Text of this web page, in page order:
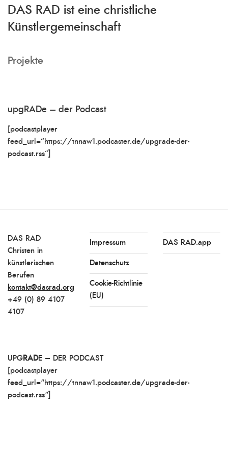
DAS RAD ist eine christliche
Künstlergemeinschaft
Projekte
upgRADe – der Podcast
[podcastplayer
feed_url=“https://tnnaw1.podcaster.de/upgrade-der-
podcast.rss“]
DAS RAD
Christen in
künstlerischen
Berufen
kontakt@dasrad.org
+49 (0) 89 4107
4107
Impressum
Datenschutz
Cookie-Richtlinie
(EU)
DAS RAD.app
UPG RADE – DER PODCAST
[podcastplayer
feed_url="https://tnnaw1.podcaster.de/upgrade-der-
podcast.rss"]